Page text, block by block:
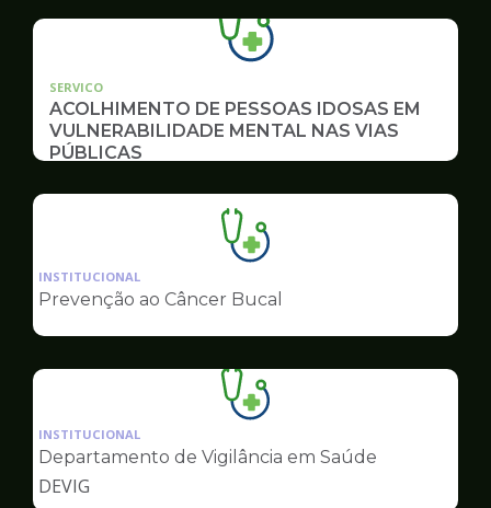
SERVICO
ACOLHIMENTO DE PESSOAS IDOSAS EM
VULNERABILIDADE MENTAL NAS VIAS
PÚBLICAS
Ilustração
da
pagina
Saúde
INSTITUCIONAL
Prevenção ao Câncer Bucal
Ilustração
da
pagina
INSTITUCIONAL
Departamento de Vigilância em Saúde
DEVIG